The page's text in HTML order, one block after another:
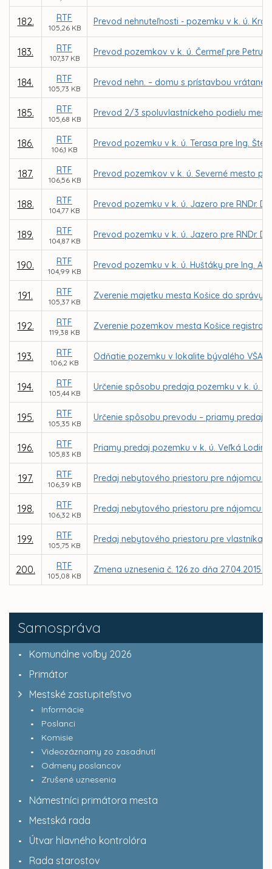
Samospráva
Komunálne voľby 2026
Primátor
Mestské zastupiteľstvo
Informácie
Poslanci
Komisie
Videozáznamy zo zasadnutí
Odmeny poslancov
Zrušené uznesenia
Námestníci primátora mesta
Mestská rada
Útvar hlavného kontrolóra
Rada starostov
182. RTF
105,26 KB
Prevod nehnuteľnosti - pozemku v k. ú.
183. RTF
107,37 KB
Prevod pozemkov v k. ú. Čermeľ pre Petru
184. RTF
105,73 KB
Prevod nehn. – domu s prístavbou vrátane
185. RTF
105,68 KB
Prevod 2/3 spoluvlastníckeho podielu
186. RTF
106,1 KB
Prevod pozemku v k. ú. Terasa pre Ing.
187. RTF
106,56 KB
Prevod pozemkov v k. ú. Severné mesto
188. RTF
104,77 KB
Prevod pozemku v k. ú. Jazero pre RNDr.
189. RTF
104,87 KB
Prevod pozemku v k. ú. Jazero pre RNDr.
190. RTF
104,99 KB
Prevod pozemku v k. ú. Huštáky pre Ing.
191. RTF
105,37 KB
Zverenie majetku mesta Košice do správy
192. RTF
119,38 KB
Zverenie pozemkov mesta Košice registra
193. RTF
106,2 KB
Odňatie pozemku v lokalite bývalého VŠA
194. RTF
105,44 KB
Určenie spôsobu predaja pozemku v k. ú.
195. RTF
105,35 KB
Určenie spôsobu prevodu – priamy predaj
196. RTF
105,83 KB
Priamy predaj pozemku v k. ú. Veľká
197. RTF
106,39 KB
Predaj nebytového priestoru pre nájomcu
198. RTF
106,32 KB
Predaj nebytového priestoru pre nájomcu
199. RTF
105,75 KB
Predaj nebytového priestoru pre vlastníka
200. RTF
105,08 KB
Zmena uznesenia č. 126 zo dňa 27.04.2015